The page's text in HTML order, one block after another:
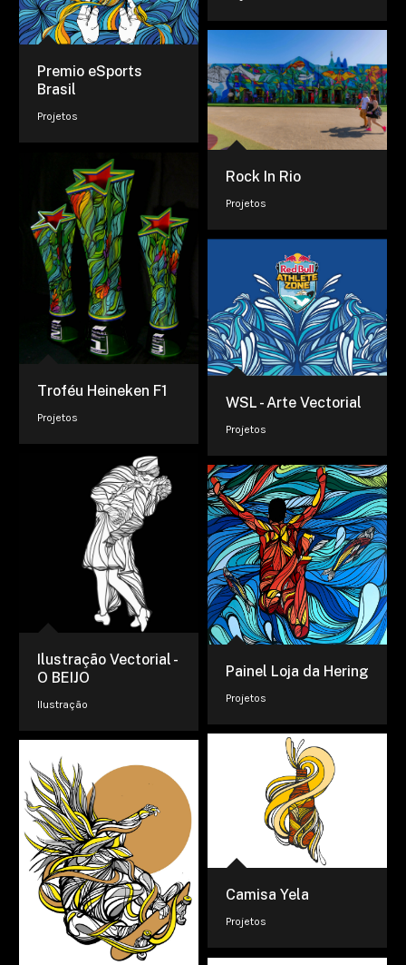
Premio eSports
Brasil
Projetos
Rock In Rio
Projetos
Troféu Heineken F1
Projetos
WSL - Arte Vectorial
Projetos
Ilustração Vectorial -
O BEIJO
Ilustração
Painel Loja da Hering
Projetos
Camisa Yela
Projetos